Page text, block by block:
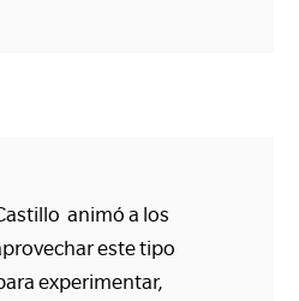
animó a los
este tipo
experimentar,